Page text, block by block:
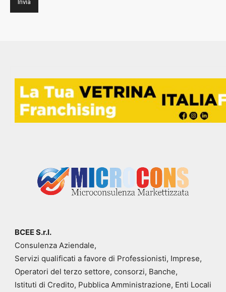
BCEE S.r.l.
Consulenza Aziendale,
Servizi qualificati a favore di Professionisti, Imprese,
Operatori del terzo settore, consorzi, Banche,
Istituti di Credito, Pubblica Amministrazione, Enti Locali